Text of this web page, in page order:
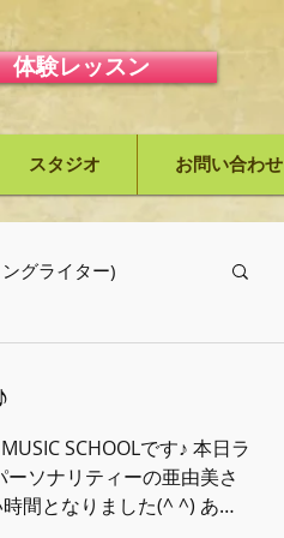
体験レッスン
スタジオ お問い合わせ
グライター)
SCHOOLです♪ 本日ラ
ソナリティーの亜由美さ
間となりました(^ ^) あり